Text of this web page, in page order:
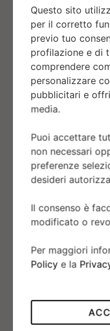
Disponendo di
sviluppato un
In funzione della
platino o palladio
giallo, rosa o
realizzato a
in uno specifico
dotato di una
Questo sito
per il corretto
previo tuo
profilazione e di
comprendere
personalizzare
pubblicitari e
media.
Puoi accettare
non necessari
preferenze
desideri
Il consenso è
modificato o
Per maggiori
Policy e la